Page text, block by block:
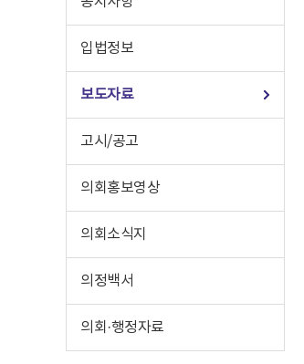
입법정보
보도자료
고시/공고
의회홍보영상
의회소식지
의정백서
의회·행정자료